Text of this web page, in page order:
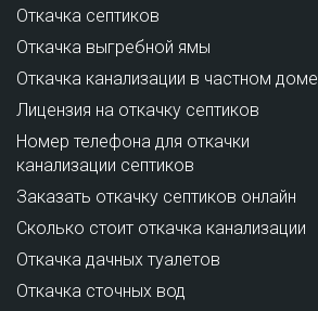
Откачка септиков
Откачка выгребной ямы
Откачка канализации в частном доме
Лицензия на откачку септиков
Номер телефона для откачки
канализации септиков
Заказать откачку септиков онлайн
Сколько стоит откачка канализации
Откачка дачных туалетов
Откачка сточных вод